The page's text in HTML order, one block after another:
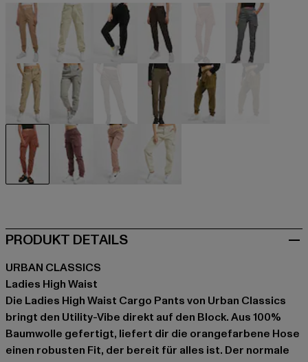
beige beige schwarzbraun braun
grau grau khaki olive
PRODUKT DETAILS
URBAN CLASSICS
Ladies High Waist
Die Ladies High Waist Cargo Pants von Urban Classics
bringt den Utility-Vibe direkt auf den Block. Aus 100%
Baumwolle gefertigt, liefert dir die orangefarbene Hose
einen robusten Fit, der bereit für alles ist. Der normale